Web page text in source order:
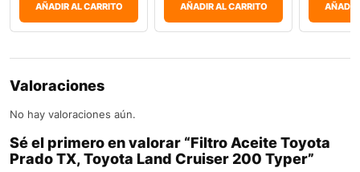
AÑADIR AL CARRITO AÑADIR AL CARRITO AÑADIR
Valoraciones
No hay valoraciones aún.
Sé el primero en valorar “Filtro Aceite Toyota
Prado TX, Toyota Land Cruiser 200 Typer”